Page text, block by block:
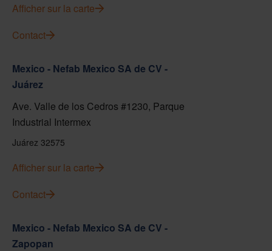
Afficher sur la carte
Contact
Mexico - Nefab Mexico SA de CV -
Juárez
Ave. Valle de los Cedros #1230, Parque
Industrial Intermex
Juárez 32575
Afficher sur la carte
Contact
Mexico - Nefab Mexico SA de CV -
Zapopan